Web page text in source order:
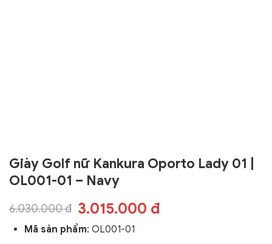
Giày Golf nữ Kankura Oporto Lady 01 |
OL001-01 – Navy
3.015.000 đ
6.030.000 đ
Mã sản phẩm: OL001-01